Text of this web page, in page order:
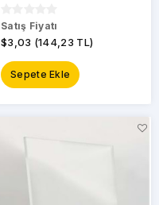
Satış Fiyatı
$3,03 (144,23 TL)
Sepete Ekle